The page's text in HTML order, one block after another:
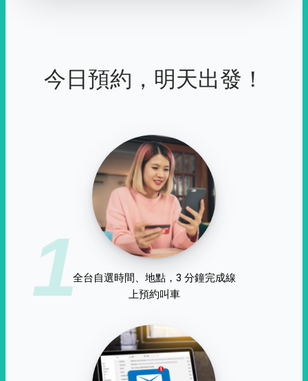
今日預約，明天出發！
1全台自選時間、地點，3 分鐘完成線
上預約叫車